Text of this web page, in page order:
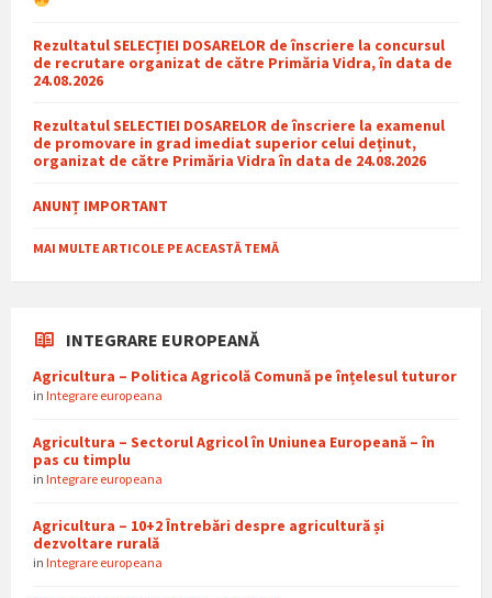
Rezultatul SELECȚIEI DOSARELOR de înscriere la concursul
de recrutare organizat de către Primăria Vidra, în data de
24.08.2026
Rezultatul SELECTIEI DOSARELOR de înscriere la examenul
de promovare in grad imediat superior celui deținut,
organizat de către Primăria Vidra în data de 24.08.2026
ANUNȚ IMPORTANT
MAI MULTE ARTICOLE PE ACEASTĂ TEMĂ
INTEGRARE EUROPEANĂ
Agricultura – Politica Agricolă Comună pe înțelesul tuturor
in Integrare europeana
Agricultura – Sectorul Agricol în Uniunea Europeană – în
pas cu timplu
in Integrare europeana
Agricultura – 10+2 Întrebări despre agricultură și
dezvoltare rurală
in Integrare europeana